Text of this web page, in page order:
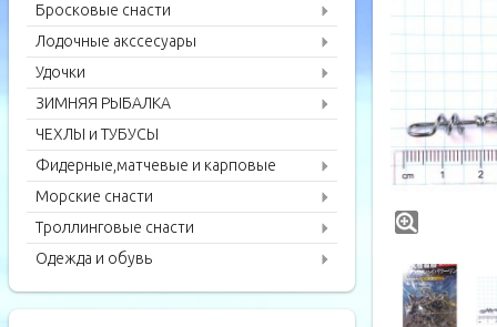
Бросковые снасти
Лодочные акссесуары
Удочки
ЗИМНЯЯ РЫБАЛКА
ЧЕХЛЫ и ТУБУСЫ
Фидерные,матчевые и карповые
удилища
Морские снасти
Троллинговые снасти
Одежда и обувь